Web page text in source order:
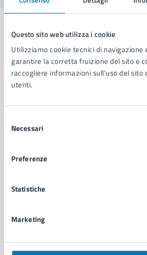
Questo sito web utilizza i cookie
Utilizziamo cookie tecnici di navigazione
garantire la corretta fruizione del sito e
raccogliere informazioni sull'uso del sito
utenti.
delNecessari
Preferenze
Statistiche
Marketing
Comune di Napoli
Municipalità
Enti e fondazioni
Politici
Documenti e dati
Ambiente